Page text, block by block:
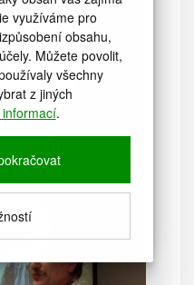
využíváme pro
obsahu,
Můžete povolit,
všechny
z jiných
.